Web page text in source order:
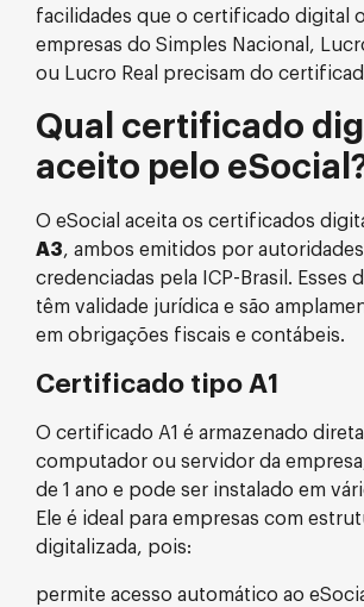
facilidades que o certificado digital
empresas do Simples Nacional,
ou Lucro Real precisam do
Qual certificado
aceito pelo
O eSocial aceita os certificados
A3, ambos emitidos por
credenciadas pela ICP-Brasil. Esses
têm validade jurídica e são
em obrigações fiscais e contábeis.
Certificado tipo A1
O certificado A1 é armazenado
computador ou servidor da
de 1 ano e pode ser instalado em
Ele é ideal para empresas com
digitalizada, pois:
permite acesso automático ao